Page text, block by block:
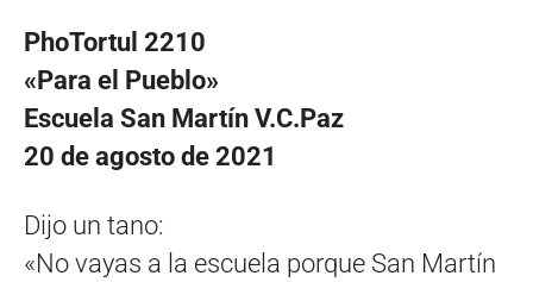
PhoTortul 2210
«Para el Pueblo»
Escuela San Martín V.C.Paz
20 de agosto de 2021
Dijo un tano:
«No vayas a la escuela porque San Martín